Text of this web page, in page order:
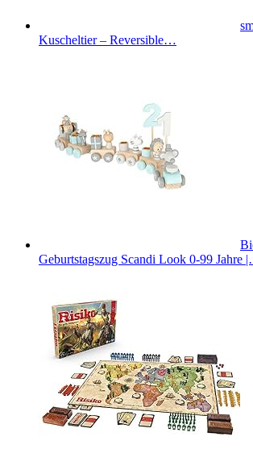
Kuscheltier – Reversible…
Geburtstagszug Scandi Look 0-99 Jahre